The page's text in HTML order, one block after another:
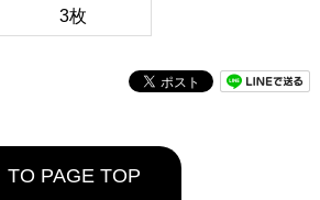
3枚
TO PAGE TOP